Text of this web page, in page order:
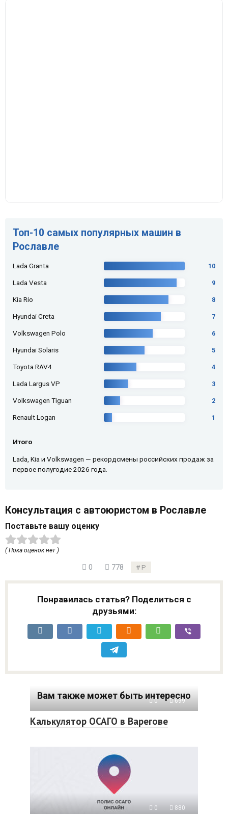
Топ-10 самых популярных машин в
Рославле
Lada Granta 10
Lada Vesta 9
Kia Rio 8
Hyundai Creta 7
Volkswagen Polo 6
Hyundai Solaris 5
Toyota RAV4 4
Lada Largus VP 3
Volkswagen Tiguan 2
Renault Logan 1
Итого
Lada, Kia и Volkswagen — рекордсмены российских продаж за
первое полугодие 2026 года.
Консультация с автоюристом в Рославле
Поставьте вашу оценку
( Пока оценок нет )
0 778 Р
Понравилась статья? Поделиться с
друзьями:
Вам также может быть интересно
0 699
Калькулятор ОСАГО в Варегове
0 880